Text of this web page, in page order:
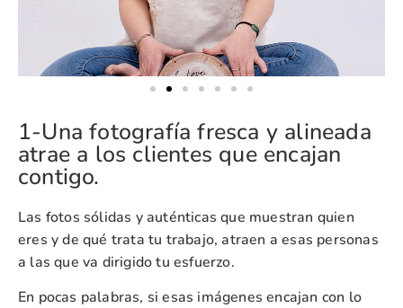
1-Una fotografía fresca y alineada
atrae a los clientes que encajan
contigo.
Las fotos sólidas y auténticas que muestran quien
eres y de qué trata tu trabajo, atraen a esas personas
a las que va dirigido tu esfuerzo.
En pocas palabras, si esas imágenes encajan con lo